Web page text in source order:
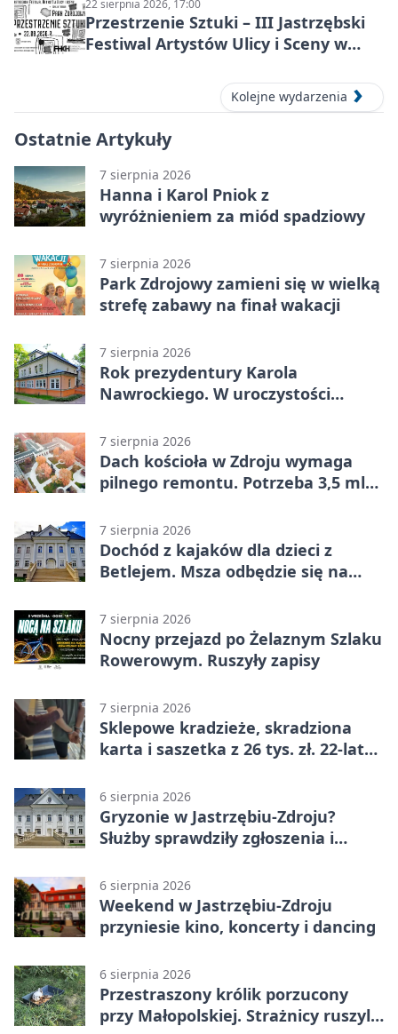
22 sierpnia 2026, 17:00
Przestrzenie Sztuki – III Jastrzębski
Festiwal Artystów Ulicy i Sceny w
Kolejne wydarzenia
Ostatnie Artykuły
7 sierpnia 2026
Hanna i Karol Pniok z
wyróżnieniem za miód spadziowy
7 sierpnia 2026
Park Zdrojowy zamieni się w wielką
strefę zabawy na finał wakacji
7 sierpnia 2026
Rok prezydentury Karola
Nawrockiego. W uroczystości
7 sierpnia 2026
Dach kościoła w Zdroju wymaga
pilnego remontu. Potrzeba 3,5 mln
7 sierpnia 2026
Dochód z kajaków dla dzieci z
Betlejem. Msza odbędzie się na
7 sierpnia 2026
Nocny przejazd po Żelaznym Szlaku
Rowerowym. Ruszyły zapisy
7 sierpnia 2026
Sklepowe kradzieże, skradziona
karta i saszetka z 26 tys. zł. 22-latek
6 sierpnia 2026
Gryzonie w Jastrzębiu-Zdroju?
Służby sprawdziły zgłoszenia i
6 sierpnia 2026
Weekend w Jastrzębiu-Zdroju
przyniesie kino, koncerty i dancing
6 sierpnia 2026
Przestraszony królik porzucony
przy Małopolskiej. Strażnicy ruszyli